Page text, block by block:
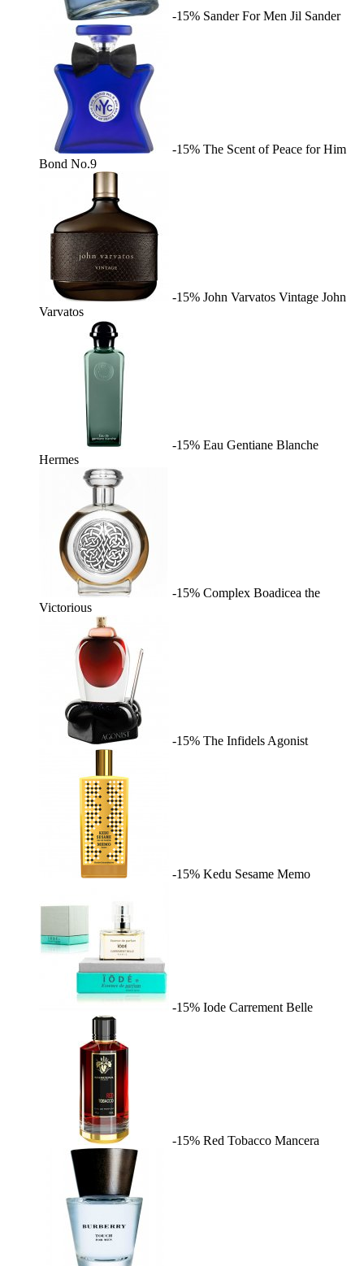
-15% Sander For Men Jil Sander
-15% The Scent of Peace for Him
Bond No.9
-15% John Varvatos Vintage John
Varvatos
-15% Eau Gentiane Blanche
Hermes
-15% Complex Boadicea the
Victorious
-15% The Infidels Agonist
-15% Kedu Sesame Memo
-15% Iode Carrement Belle
-15% Red Tobacco Mancera